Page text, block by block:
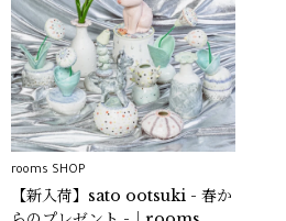
rooms SHOP
【新入荷】sato ootsuki - 春か